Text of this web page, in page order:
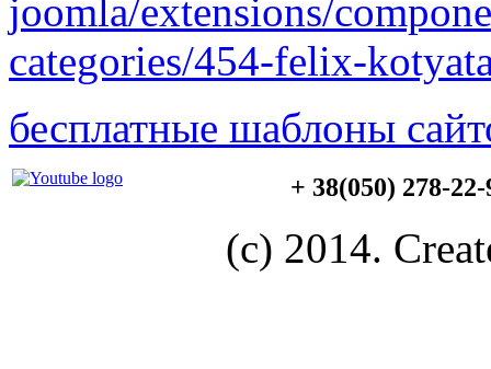
joomla/extensions/
categories/454-felix-
бесплатные шаблоны
+ 38(050) 278-
(c) 2014.